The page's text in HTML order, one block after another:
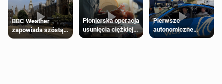
BBC Weather
zapowiada szóstą
falę upałów w
Pionierska operacja
usunięcia ciężkiej
wady wrodzonej
Pierwsze
autonomiczne
Ubery pojawią się